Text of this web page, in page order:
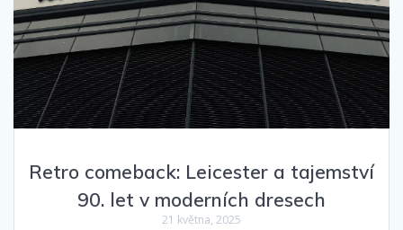
Retro comeback: Leicester a tajemství
90. let v moderních dresech
21 května, 2025